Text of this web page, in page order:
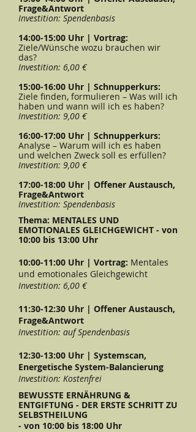
Frage&Antwort
Investition: Spendenbasis
14:00-15:00 Uhr | Vortrag:
Ziele/Wünsche wozu brauchen wir
das?
Investition: 6,00 €
15:00-16:00 Uhr | Schnupperkurs:
Ziele finden, formulieren – Was will ich
haben und wann will ich es haben?
Investition: 9,00 €
16:00-17:00 Uhr | Schnupperkurs:
Analyse – Warum will ich es haben
und welchen Zweck soll es erfüllen?
Investition: 9,00 €
17:00-18:00 Uhr | Offener Austausch,
Frage&Antwort
Investition: Spendenbasis
Thema: MENTALES UND
EMOTIONALES GLEICHGEWICHT - von
10:00 bis 13:00 Uhr
10:00-11:00 Uhr | Vortrag: Mentales
und emotionales Gleichgewicht
Investition: 6,00 €
11:30-12:30 Uhr | Offener Austausch,
Frage&Antwort
Investition: auf Spendenbasis
12:30-13:00 Uhr | Systemscan,
Energetische System-Balancierung
Investition: Kostenfrei
BEWUSSTE ERNÄHRUNG &
ENTGIFTUNG - DER ERSTE SCHRITT ZU
SELBSTHEILUNG
- von 10:00 bis 18:00 Uhr